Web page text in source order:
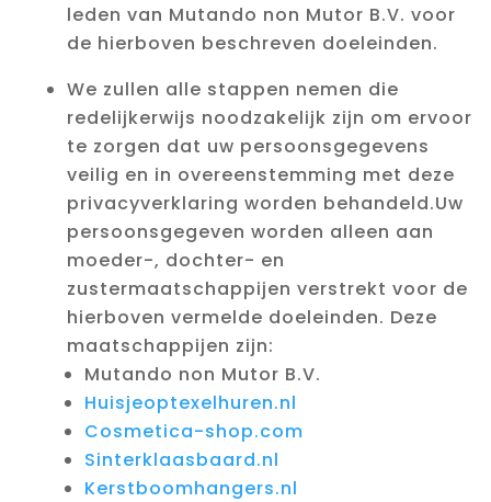
leden van Mutando non Mutor B.V. voor
de hierboven beschreven doeleinden.
We zullen alle stappen nemen die
redelijkerwijs noodzakelijk zijn om ervoor
te zorgen dat uw persoonsgegevens
veilig en in overeenstemming met deze
privacyverklaring worden behandeld.Uw
persoonsgegeven worden alleen aan
moeder-, dochter- en
zustermaatschappijen verstrekt voor de
hierboven vermelde doeleinden. Deze
maatschappijen zijn:
Mutando non Mutor B.V.
Huisjeoptexelhuren.nl
Cosmetica-shop.com
Sinterklaasbaard.nl
Kerstboomhangers.nl